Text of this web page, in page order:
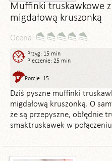
Muffinki truskawkowe z
migdałową kruszonką
Ocena:
Przyg: 15 min
Pieczenie: 25 min
Porcje: 15
Dziś pyszne muffinki
migdałową kruszonką. O
że są przepyszne, obłędnie
smaktruskawek w